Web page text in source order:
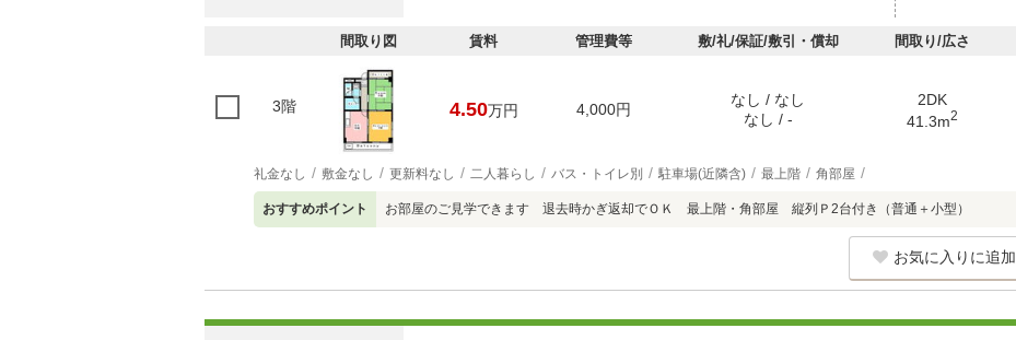
間取り図 賃料 管理費等 敷/礼/保証/敷引・償却 間取り/広さ
3階 4.50万円 4,000円
なし / なし
なし / -
2DK
41.3m2
礼金なし 敷金なし 更新料なし 二人暮らし バス・トイレ別 駐車場(近隣含) 最上階 角部屋
おすすめポイント お部屋のご見学できます 退去時かぎ返却でＯＫ 最上階・角部屋 縦列Ｐ2台付き（普通＋小型）
お気に入りに追加